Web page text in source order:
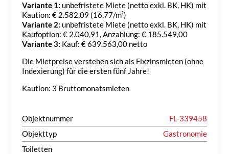
Variante 1: unbe­fris­tete Miete (netto exkl. BK, HK) mit
Kaution: € 2.582,09 (16,77/​m²)
Variante 2: unbe­fris­tete Miete (netto exkl. BK, HK) mit
Kauf­op­tion: € 2.040,91, Anzah­lung: € 185.549,00
Variante 3: Kauf: € 639.563,00 netto
Die Miet­preise verstehen sich als Fixzins­mieten (ohne
Inde­xie­rung) für die ersten fünf Jahre!
Kaution: 3 Brut­to­mo­nats­mieten
Objektnummer
FL-339458
Objekttyp
Gastronomie
Toiletten